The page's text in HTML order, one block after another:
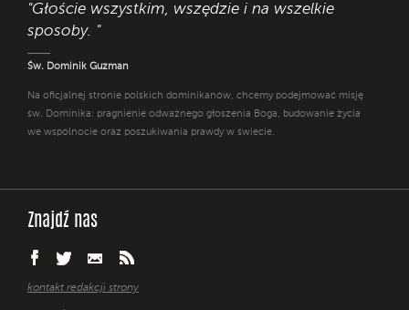
"Głoście wszystkim, wszędzie i na wszelkie
sposoby. "
Św. Dominik Guzman
Na oficjalnej stronie polskich dominikanów, chcemy podejmować misję
św. Dominika: pragnienie odważnego głoszenia Boga, budowanie życia
we wspólnocie oraz poszukiwania prawdy w świecie.
Znajdź nas
kontakt redakcji strony